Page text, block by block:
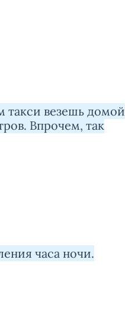
такси везешь домой
Впрочем, так
часа ночи.